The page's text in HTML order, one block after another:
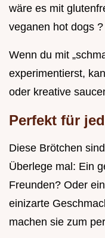
wäre es mit
veganen hot dogs ?
Wenn du mit
experimentierst,
oder kreative
Perfekt für
Diese Brötchen
Überlege mal: Ein
Freunden? Oder
einizarte
machen sie zum